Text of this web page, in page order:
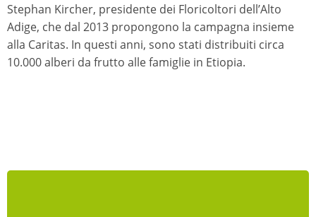
Stephan Kircher, presidente dei Floricoltori dell’Alto
Adige, che dal 2013 propongono la campagna insieme
alla Caritas. In questi anni, sono stati distribuiti circa
10.000 alberi da frutto alle famiglie in Etiopia.